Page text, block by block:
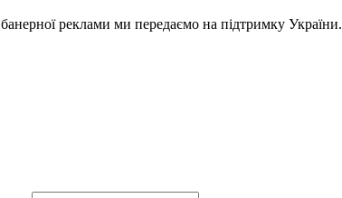
реклами ми передаємо на підтримку України.